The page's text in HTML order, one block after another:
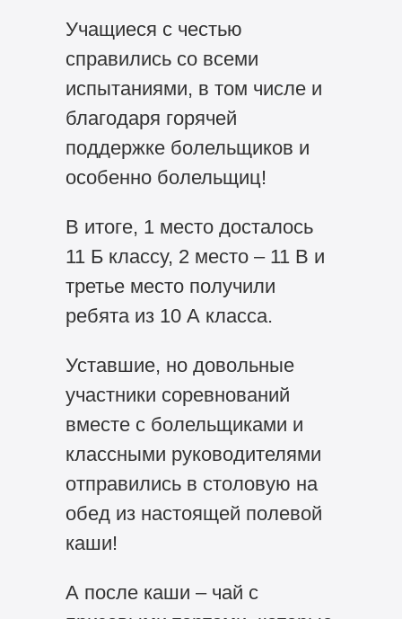
Учащиеся с честью
справились со всеми
испытаниями, в том числе и
благодаря горячей
поддержке болельщиков и
особенно болельщиц!
В итоге, 1 место досталось
11 Б классу, 2 место – 11 В и
третье место получили
ребята из 10 А класса.
Уставшие, но довольные
участники соревнований
вместе с болельщиками и
классными руководителями
отправились в столовую на
обед из настоящей полевой
каши!
А после каши – чай с